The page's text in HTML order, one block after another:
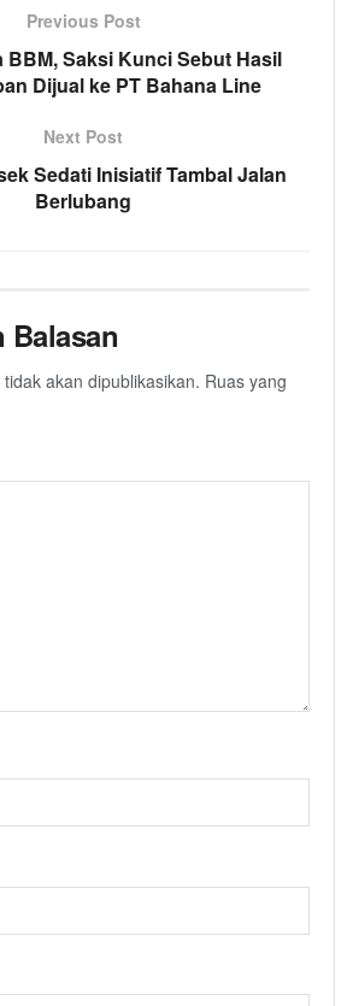
Previous Post
BBM, Saksi Kunci Sebut Hasil
Dijual ke PT Bahana Line
Next Post
Sedati Inisiatif Tambal Jalan
Berlubang
Balasan
akan dipublikasikan. Ruas yang